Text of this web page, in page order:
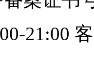
21:00